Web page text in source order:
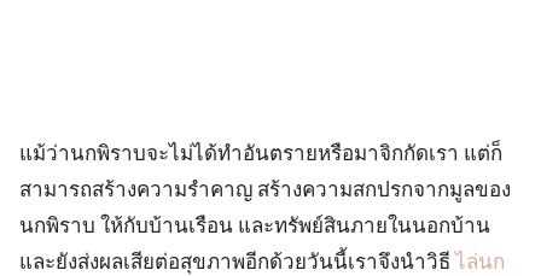
แม้ว่านกพิราบจะไม่ได้ทำอันตรายหรือมาจิกกัดเรา แต่ก็
สามารถสร้างความรำคาญ สร้างความสกปรกจากมูลของ
นกพิราบ ให้กับบ้านเรือน และทรัพย์สินภายในนอกบ้าน
และยังส่งผลเสียต่อสุขภาพอีกด้วยวันนี้เราจึงนำวิธี ไล่นก